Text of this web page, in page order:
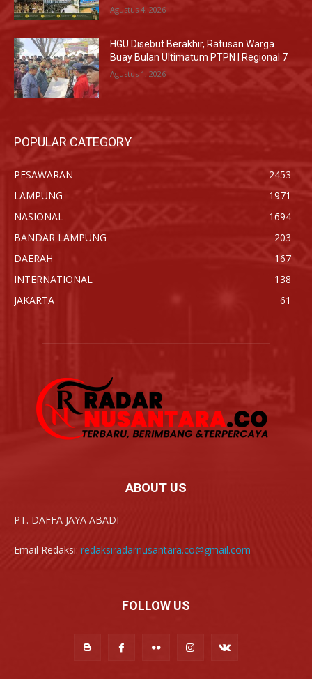
Agustus 4, 2026
HGU Disebut Berakhir, Ratusan Warga
Buay Bulan Ultimatum PTPN I Regional 7
Agustus 1, 2026
POPULAR CATEGORY
PESAWARAN
2453
LAMPUNG
1971
NASIONAL
1694
BANDAR LAMPUNG
203
DAERAH
167
INTERNATIONAL
138
JAKARTA
61
ABOUT US
PT. DAFFA JAYA ABADI
Email Redaksi: redaksiradarnusantara.co@gmail.com
FOLLOW US